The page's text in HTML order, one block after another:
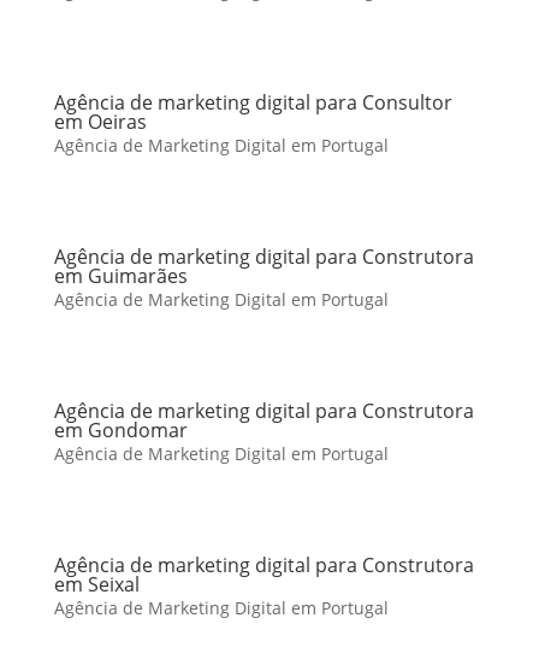
Agência de marketing digital para Consultor
em Oeiras
Agência de Marketing Digital em Portugal
Agência de marketing digital para Construtora
em Guimarães
Agência de Marketing Digital em Portugal
Agência de marketing digital para Construtora
em Gondomar
Agência de Marketing Digital em Portugal
Agência de marketing digital para Construtora
em Seixal
Agência de Marketing Digital em Portugal